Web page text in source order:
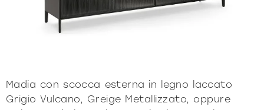
Madia con scocca esterna in legno laccato
Grigio Vulcano, Greige Metallizzato, oppure